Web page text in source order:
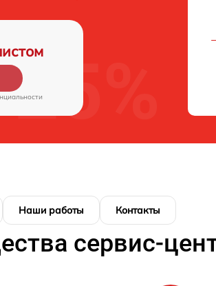
Наши работы Контакты
сервис-